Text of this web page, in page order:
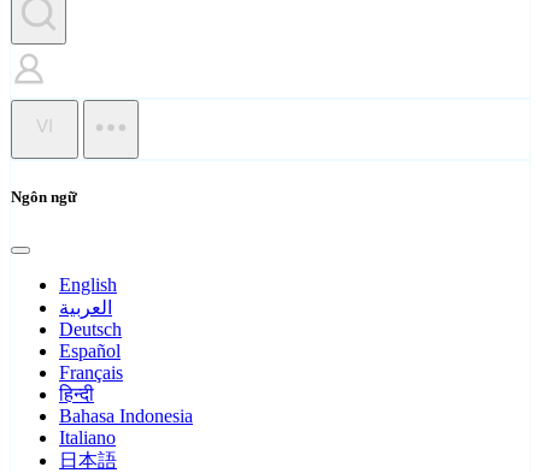
VI
Ngôn ngữ
English
العربية
Deutsch
Español
Français
हिन्दी
Bahasa Indonesia
Italiano
日本語